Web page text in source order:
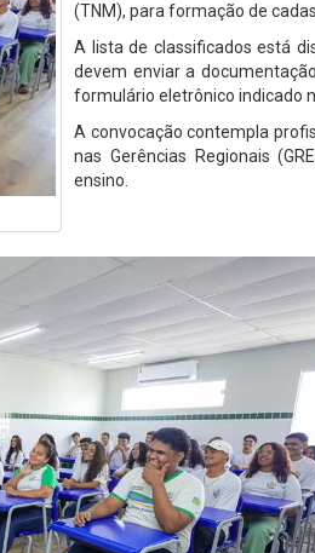
(TNM), para formação de
A lista de classificados está
devem enviar a
formulário eletrônico indicado
A convocação contempla
nas Gerências Regionais
ensino.